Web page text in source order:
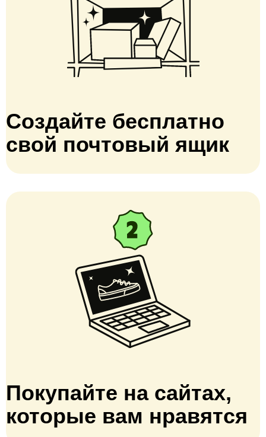
Создайте бесплатно
свой почтовый ящик
Покупайте на сайтах,
которые вам нравятся